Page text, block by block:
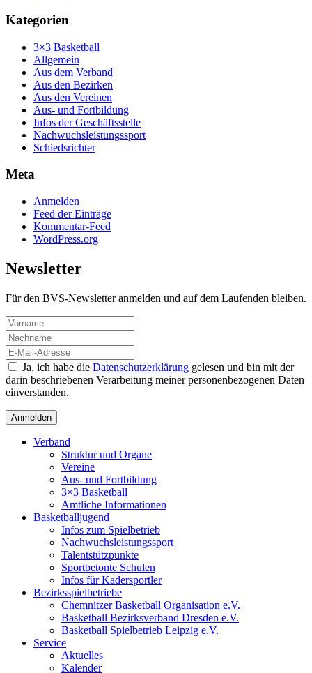
Kategorien
3×3 Basketball
Allgemein
Aus dem Verband
Aus den Bezirken
Aus den Vereinen
Aus- und Fortbildung
Infos der Geschäftsstelle
Nachwuchsleistungssport
Schiedsrichter
Meta
Anmelden
Feed der Einträge
Kommentar-Feed
WordPress.org
Newsletter
Für den BVS-Newsletter anmelden und auf dem Laufenden bleiben.
Ja, ich habe die Datenschutzerklärung gelesen und bin mit der
darin beschriebenen Verarbeitung meiner personenbezogenen Daten
einverstanden.
Verband
Struktur und Organe
Vereine
Aus- und Fortbildung
3×3 Basketball
Amtliche Informationen
Basketballjugend
Infos zum Spielbetrieb
Nachwuchsleistungssport
Talentstützpunkte
Sportbetonte Schulen
Infos für Kadersportler
Bezirksspielbetriebe
Chemnitzer Basketball Organisation e.V.
Basketball Bezirksverband Dresden e.V.
Basketball Spielbetrieb Leipzig e.V.
Service
Aktuelles
Kalender